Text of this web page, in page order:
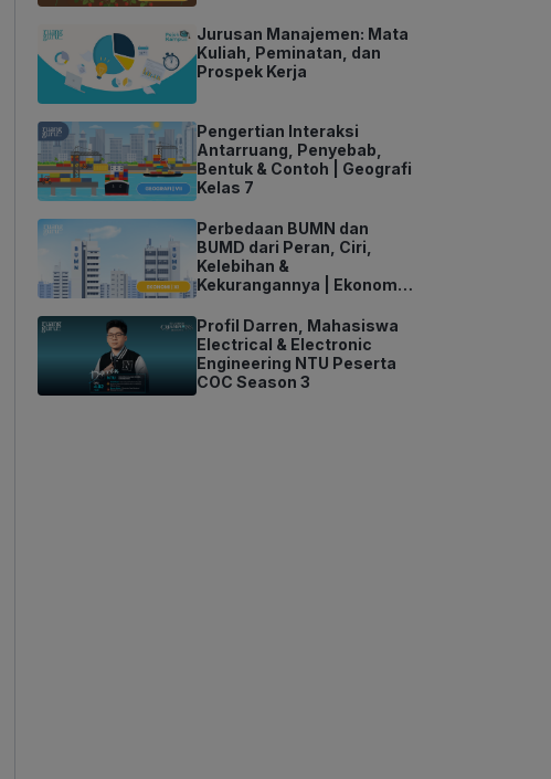
Jurusan Manajemen: Mata
Kuliah, Peminatan, dan
Prospek Kerja
Pengertian Interaksi
Antarruang, Penyebab,
Bentuk & Contoh | Geografi
Kelas 7
Perbedaan BUMN dan
BUMD dari Peran, Ciri,
Kelebihan &
Kekurangannya | Ekonomi
Profil Darren, Mahasiswa
Electrical & Electronic
Engineering NTU Peserta
COC Season 3